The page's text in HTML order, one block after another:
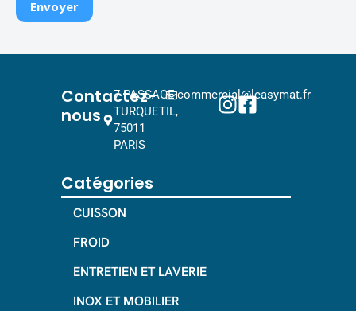
Contactez-
nous
7 PASSAGE
TURQUETIL,
75011
PARIS
commercial@leasymat.fr
Catégories
CUISSON
FROID
ENTRETIEN ET LAVERIE
INOX ET MOBILIER